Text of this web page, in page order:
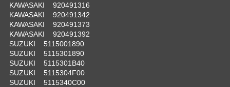
KAWASAKI 920491316
KAWASAKI 920491342
KAWASAKI 920491373
KAWASAKI 920491392
SUZUKI 5115001890
SUZUKI 5115301890
SUZUKI 5115301B40
SUZUKI 5115304F00
SUZUKI 5115340C00